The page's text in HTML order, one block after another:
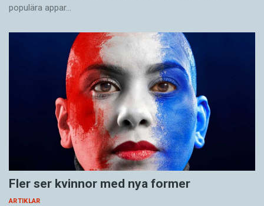
populära appar…
Fler ser kvinnor med nya former
ARTIKLAR